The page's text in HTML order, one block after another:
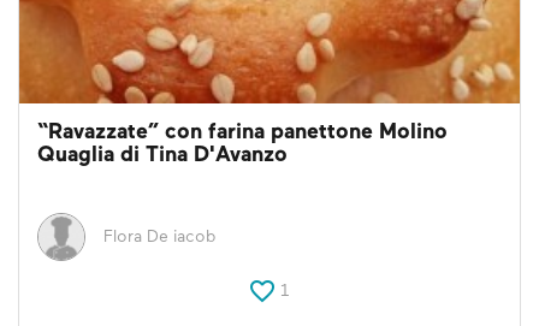
“Ravazzate” con farina panettone Molino
Quaglia di Tina D'Avanzo
Flora De iacob
1